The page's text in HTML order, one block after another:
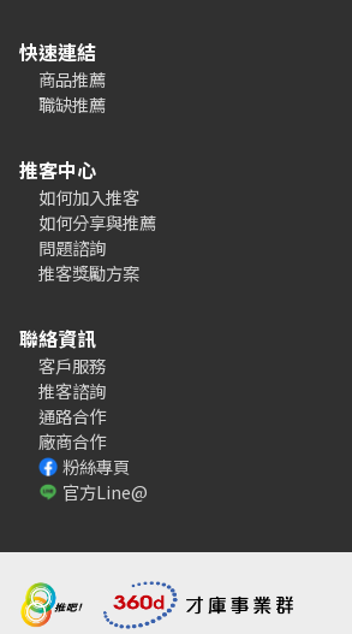
快速連結
商品推薦
職缺推薦
推客中心
如何加入推客
如何分享與推薦
問題諮詢
推客獎勵方案
聯絡資訊
客戶服務
推客諮詢
通路合作
廠商合作
粉絲專頁
官方Line@